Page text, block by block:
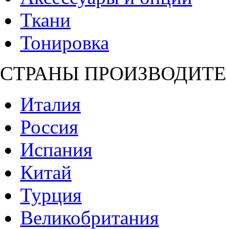
Ткани
Тонировка
СТРАНЫ
Италия
Россия
Испания
Китай
Турция
Великобритания